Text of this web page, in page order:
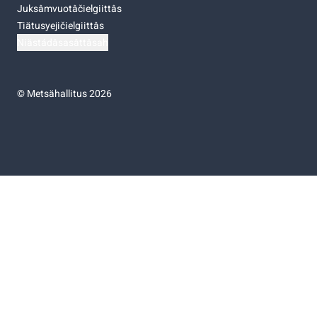
Juksâmvuotâčielgiittâs
Tiätusyejičielgiittâs
©Metsähallitus 2026